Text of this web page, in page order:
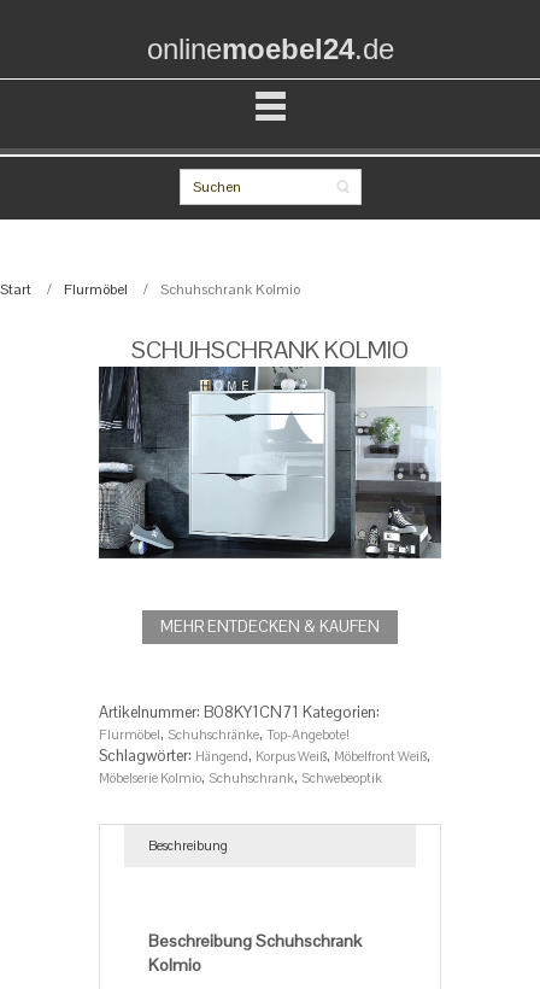
onlinemoebel24.de
Start Flurmöbel Schuhschrank Kolmio
SCHUHSCHRANK KOLMIO
MEHR ENTDECKEN & KAUFEN
Artikelnummer: B08KY1CN71 Kategorien:
Flurmöbel, Schuhschränke, Top-Angebote!
Schlagwörter: Hängend, Korpus Weiß, Möbelfront Weiß,
Möbelserie Kolmio, Schuhschrank, Schwebeoptik
Beschreibung
Beschreibung Schuhschrank
Kolmio